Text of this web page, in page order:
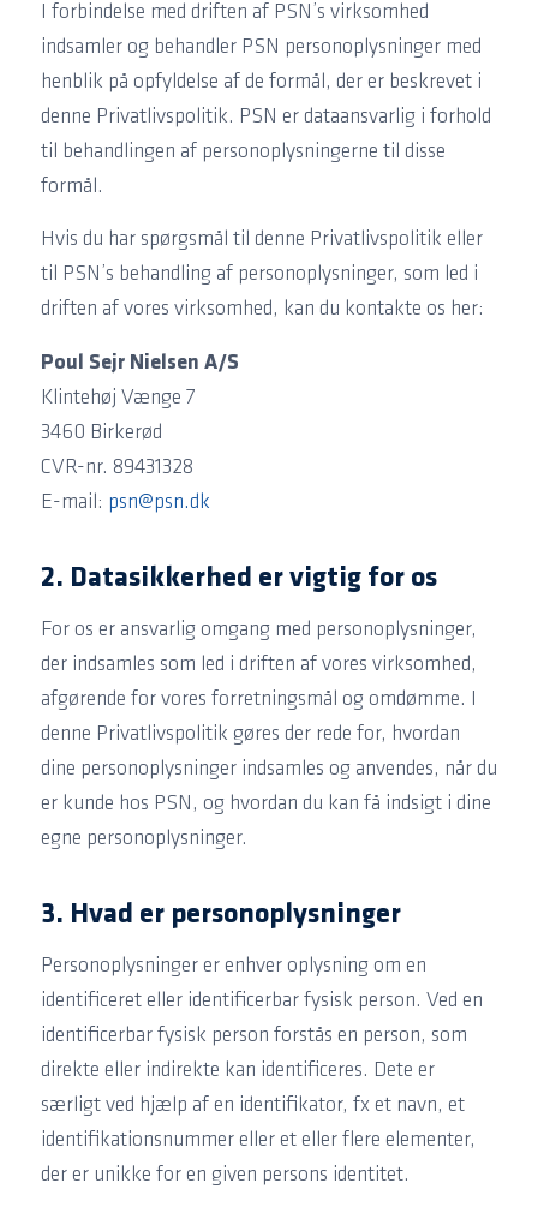
I forbindelse med driften af PSN’s virksomhed
indsamler og behandler PSN personoplysninger med
henblik på opfyldelse af de formål, der er beskrevet i
denne Privatlivspolitik. PSN er dataansvarlig i forhold
til behandlingen af personoplysningerne til disse
formål.
Hvis du har spørgsmål til denne Privatlivspolitik eller
til PSN’s behandling af personoplysninger, som led i
driften af vores virksomhed, kan du kontakte os her:
Poul Sejr Nielsen A/S
Klintehøj Vænge 7
3460 Birkerød
CVR-nr. 89431328
E-mail: psn@psn.dk
2. Datasikkerhed er vigtig for os
For os er ansvarlig omgang med personoplysninger,
der indsamles som led i driften af vores virksomhed,
afgørende for vores forretningsmål og omdømme. I
denne Privatlivspolitik gøres der rede for, hvordan
dine personoplysninger indsamles og anvendes, når du
er kunde hos PSN, og hvordan du kan få indsigt i dine
egne personoplysninger.
3. Hvad er personoplysninger
Personoplysninger er enhver oplysning om en
identificeret eller identificerbar fysisk person. Ved en
identificerbar fysisk person forstås en person, som
direkte eller indirekte kan identificeres. Dete er
særligt ved hjælp af en identifikator, fx et navn, et
identifikationsnummer eller et eller flere elementer,
der er unikke for en given persons identitet.